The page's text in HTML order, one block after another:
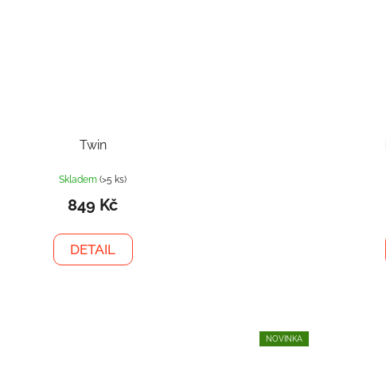
Twin
Skladem(>5 ks)
849 Kč
DETAIL
NOVINKA